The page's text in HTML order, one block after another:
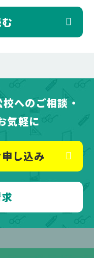
へのご相談・
気軽に
し込み